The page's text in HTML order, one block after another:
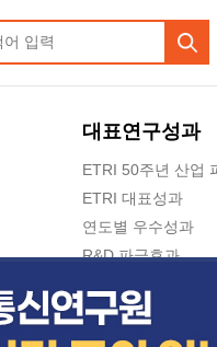
대표연구성과
ETRI 50주년 산업
ETRI 대표성과
연도별 우수성과
R&D 파급효과
지식공유플랫폼